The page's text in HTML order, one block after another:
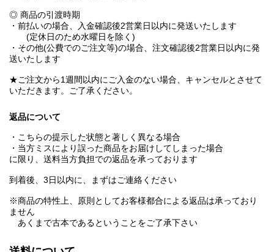
◎ 商品の引渡時期
・前払いの場合、入金確認後2営業日以内に発送いたします
(定休日のため水曜日を除く)
・その他(公費でのご注文等)の場合、注文確認後2営業日以内に発
送いたします
★ご注文から1週間以内にご入金のない場合、キャンセルとさせて
いただきます。ご了承ください。
返品について
・こちらの提示した状態と著しく異なる場合
・当方ミスにより誤った商品をお届けしてしまった場合
に限り、送料当方負担での返品を承っております
到着後、3日以内に、まずはご連絡ください
※商品の特性上、原則としてお客様都合による返品は承っており
ません
あくまで古本であるということをご了承下さい